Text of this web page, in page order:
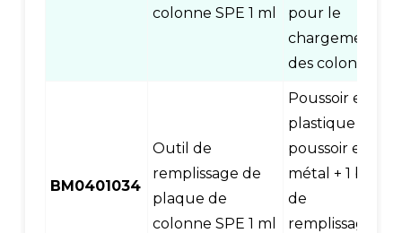
colonne SPE 1 ml
pour le
chargement
des colonnes
BM0401034
Outil de
remplissage de
plaque de
colonne SPE 1 ml
Poussoir en
plastique +
poussoir en
métal + 1 base
de
remplissage